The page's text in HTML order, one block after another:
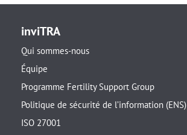
inviTRA
Qui sommes-nous
Équipe
Programme Fertility Support Group
Politique de sécurité de l’information (ENS)
ISO 27001